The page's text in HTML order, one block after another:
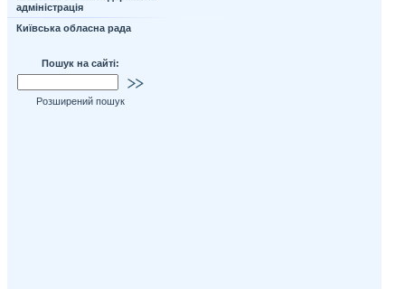
адміністрація
Київська обласна рада
Пошук на сайті:
Розширений пошук